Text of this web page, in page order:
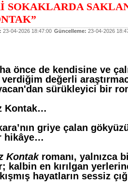
SOKAKLARDA
23-04-2026 18:47:00 Güncelleme: 23-04-2026
önce de kendisine ve
değerli
sürükleyici bir
Kontak…
griye çalan
hikâye…
Kontakromanı, yalnızca
kalbin en kırılgan
hayatların sessiz